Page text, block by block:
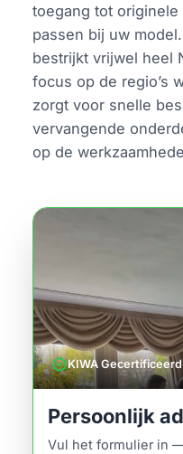
toegang tot
passen bij uw
bestrijkt vrijwel heel
focus op de regio’s
zorgt voor snelle
vervangende
op de
verifiedKIWA Gecertificeerd
Persoonlijk
Vul het formulier in